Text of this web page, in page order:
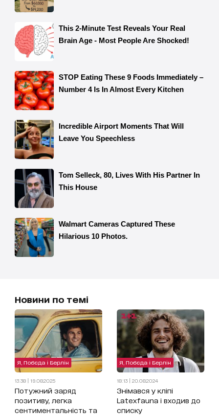
Новини по темі
Я, Побєда і Берлін
13:38 | 19.08.2025
Потужний заряд
позитиву, легка
сентиментальність та
Я, Побєда і Берлін
18:13 | 20.08.2024
Знімався у кліпі
Latexfauna і входив до
списку